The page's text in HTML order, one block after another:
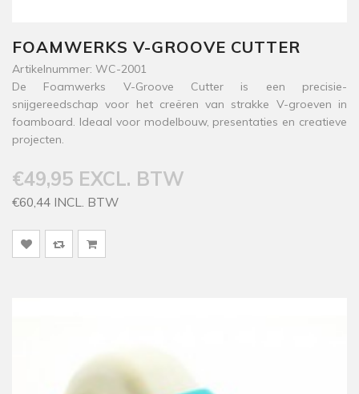
FOAMWERKS V-GROOVE CUTTER
Artikelnummer: WC-2001
De Foamwerks V-Groove Cutter is een precisie-
snijgereedschap voor het creëren van strakke V-groeven in
foamboard. Ideaal voor modelbouw, presentaties en creatieve
projecten.
€49,95 EXCL. BTW
€60,44 INCL. BTW